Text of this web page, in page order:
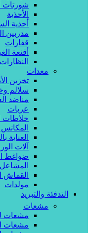
شورتات
الأحذية
أحذية
مدربين
قفازات
أقنعة
النظارات
معدات
تخزين
سلالم
مناضد
عربات
خلاطات
المكانس
العناية
آلات
ضواغط
القماش
مولدات
التدفئة والتبريد
مشعات
مشعات
مشعات